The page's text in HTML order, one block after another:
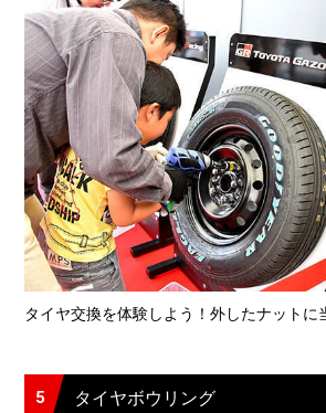
タイヤ交換を体験しよう！外したナットに
5 タイヤボウリング